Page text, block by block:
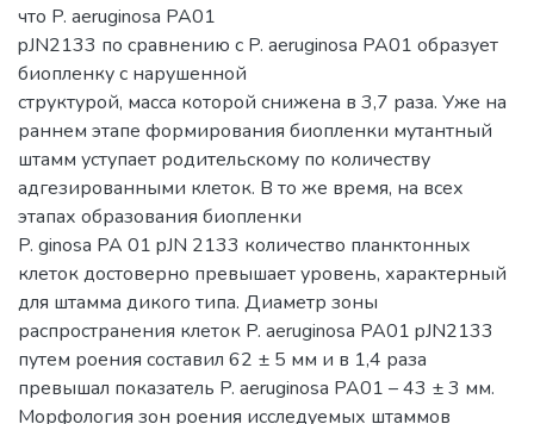
что P. aeruginosa PA01
pJN2133 по сравнению с P. aeruginosa PA01 образует
биопленку с нарушенной
структурой, масса которой снижена в 3,7 раза. Уже на
раннем этапе формирования биопленки мутантный
штамм уступает родительскому по количеству
адгезированными клеток. В то же время, на всех
этапах образования биопленки
P. ginosa PA 01 pJN 2133 количество планктонных
клеток достоверно превышает уровень, характерный
для штамма дикого типа. Диаметр зоны
распространения клеток P. aeruginosa PA01 pJN2133
путем роения составил 62 ± 5 мм и в 1,4 раза
превышал показатель P. aeruginosa PA01 – 43 ± 3 мм.
Морфология зон роения исследуемых штаммов